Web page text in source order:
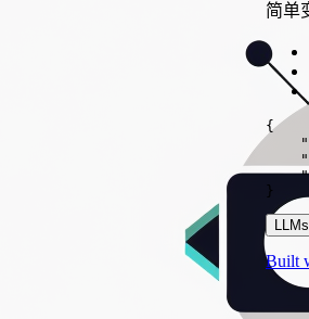
简单
{
}
Built